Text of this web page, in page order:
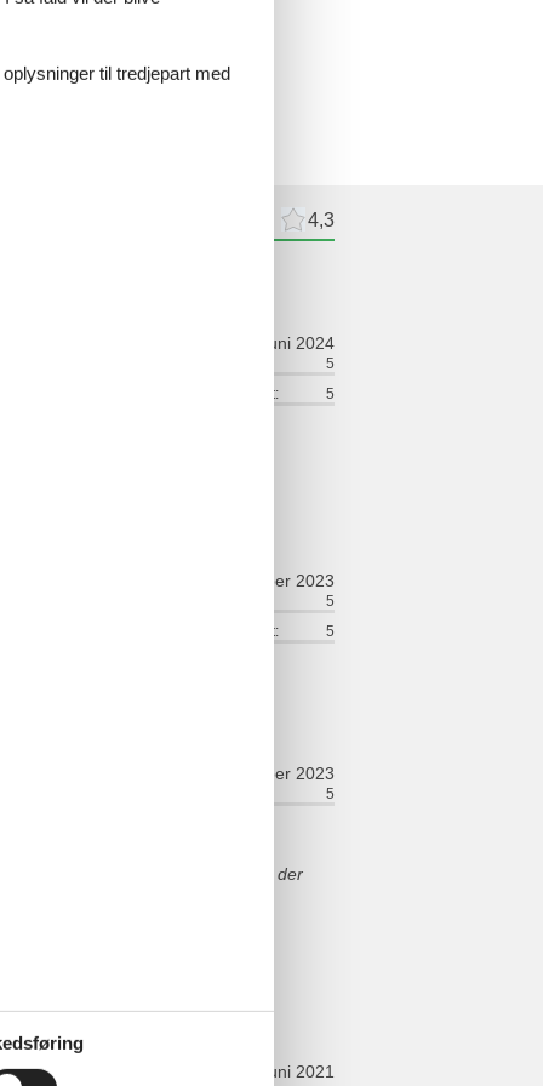
4,3
juni 2024
5
Service på stedet:
5
november 2023
5
Service på stedet:
5
oktober 2023
5
total wohl gefühlt. Der Parkplatz in der
juni 2021
til tredjepart med